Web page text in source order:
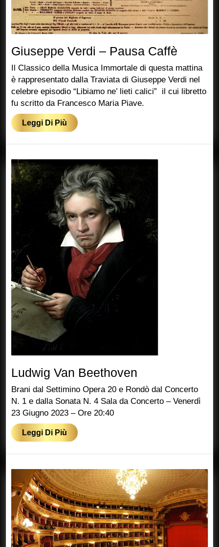
Giuseppe Verdi – Pausa Caffè
Verdi
–
Pausa
Il Classico della Musica Immortale di questa mattina
è rappresentato dalla Traviata di Giuseppe Verdi nel
celebre episodio “Libiamo ne’ lieti calici” il cui libretto
fu scritto da Francesco Maria Piave.
Leggi Di Più Leggi
Di
Ludwig Van Beethoven
Van
Beethoven
Brani dal Settimino Opera 20 e Rondò dal Concerto
N. 1 e dalla Sonata N. 4 Sala da Concerto – Venerdì
23 Giugno 2023 – Ore 20:40
Leggi Di Più Leggi
Di